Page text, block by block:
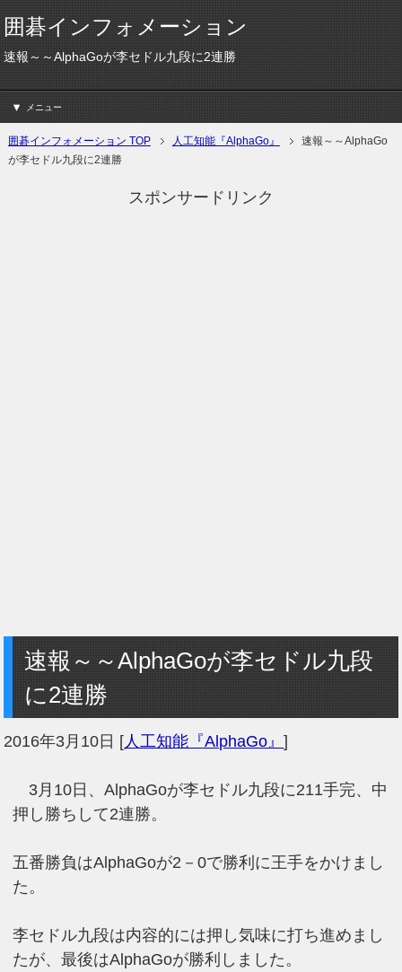
囲碁インフォメーション
速報～～AlphaGoが李セドル九段に2連勝
メニュー
囲碁インフォメーション TOP 人工知能『AlphaGo』
速報～～AlphaGo
が李セドル九段に2連勝
スポンサードリンク
速報～～AlphaGoが李セドル九段
に2連勝
2016年3月10日 [人工知能『AlphaGo』]
3月10日、AlphaGoが李セドル九段に211手完、中
押し勝ちして2連勝。
五番勝負はAlphaGoが2－0で勝利に王手をかけまし
た。
李セドル九段は内容的には押し気味に打ち進めまし
たが、最後はAlphaGoが勝利しました。